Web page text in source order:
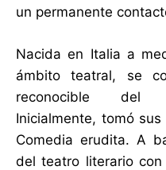
un permanente
Nacida en Italia a
ámbito teatral, se
reconocible del
Inicialmente, tomó
Comedia erudita. A
del teatro literario con